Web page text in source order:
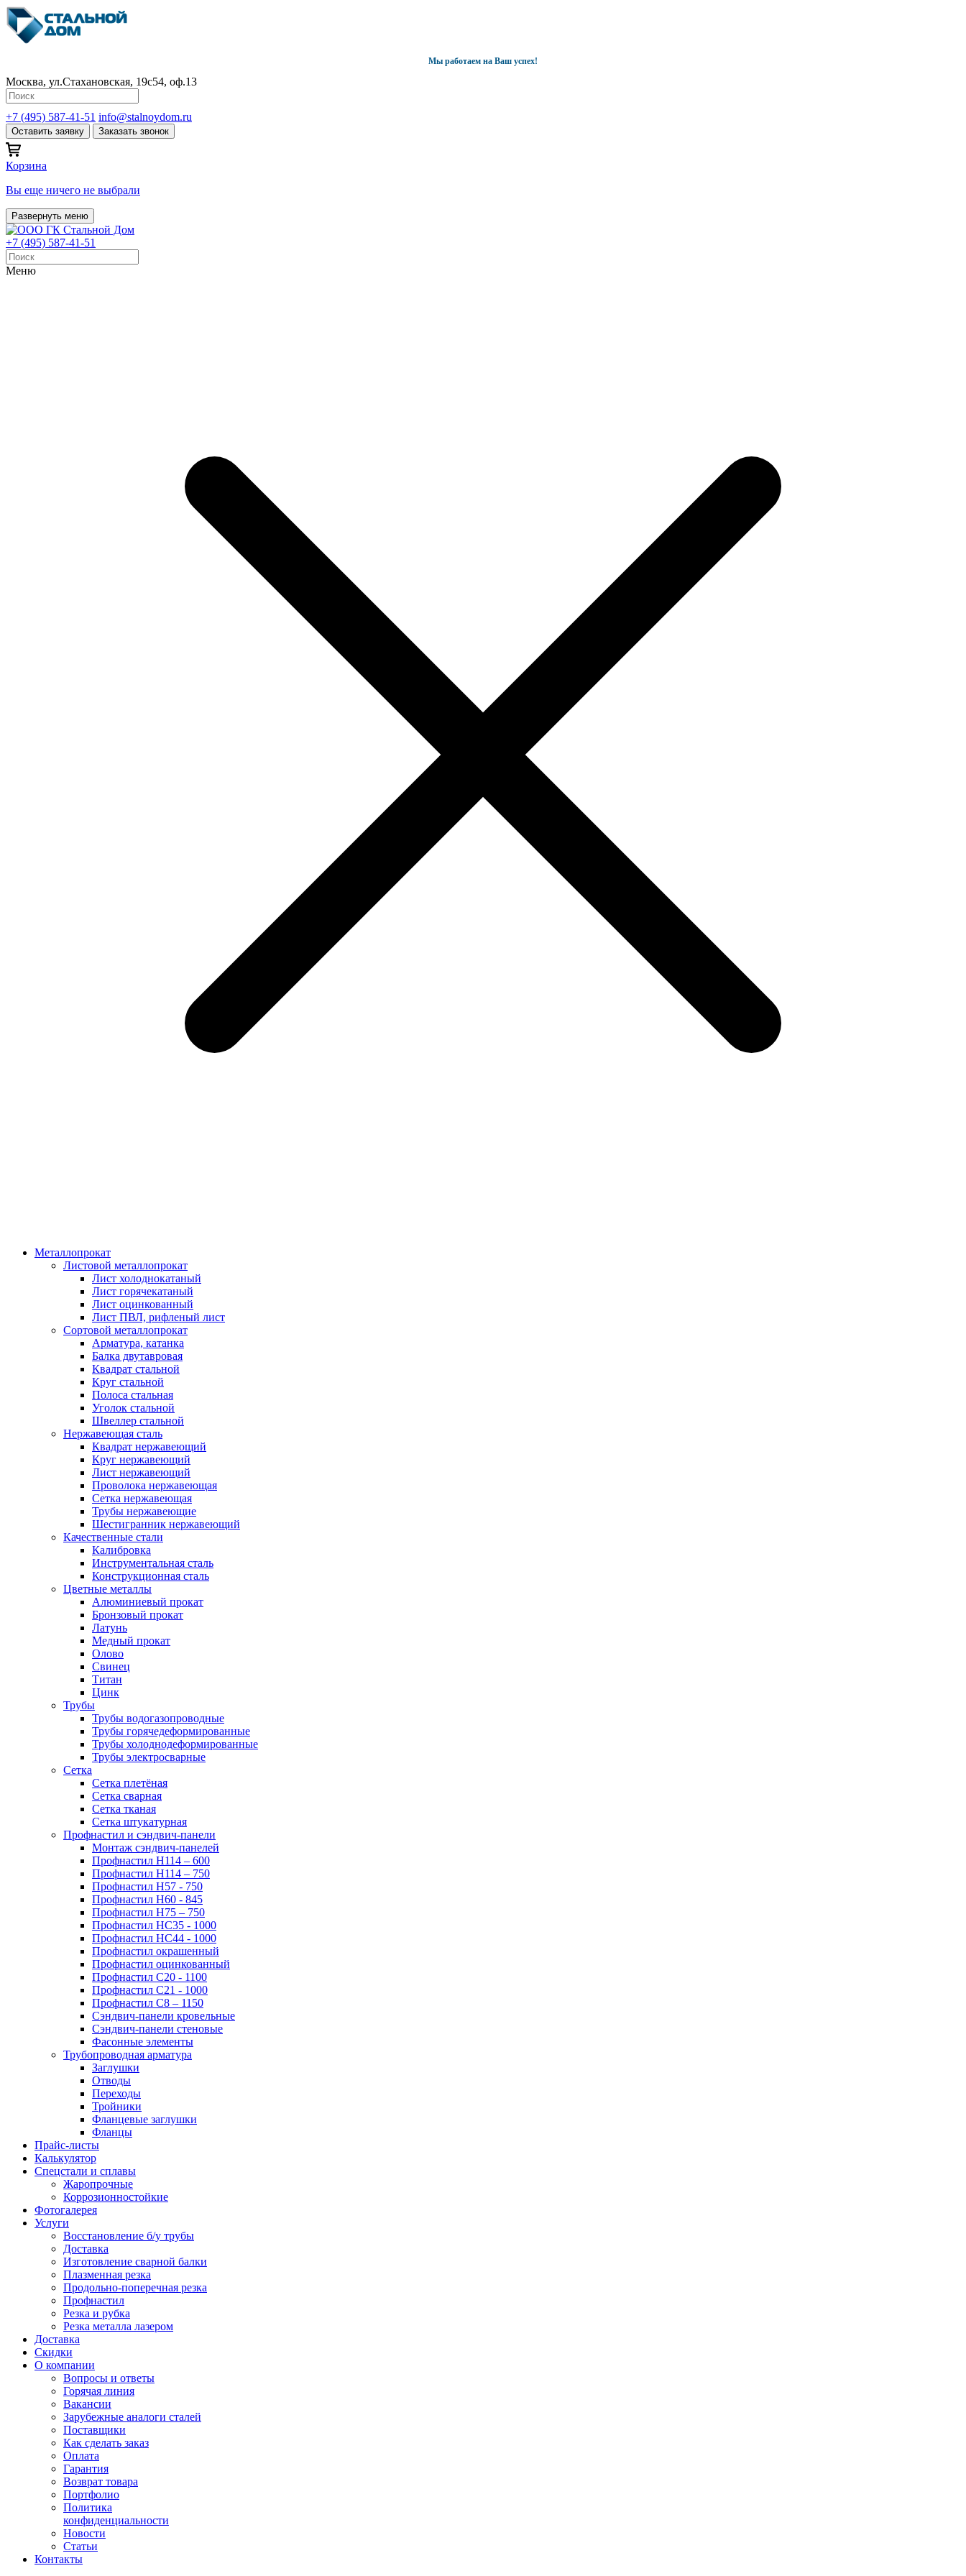
Мы работаем на Ваш успех!
Москва, ул.Стахановская, 19с54, оф.13
+7 (495) 587-41-51 info@stalnoydom.ru
Оставить заявку Заказать звонок
Корзина
Вы еще ничего не выбрали
Развернуть меню
+7 (495) 587-41-51
Меню
Металлопрокат
Листовой металлопрокат
Лист холоднокатаный
Лист горячекатаный
Лист оцинкованный
Лист ПВЛ, рифленый лист
Сортовой металлопрокат
Арматура, катанка
Балка двутавровая
Квадрат стальной
Круг стальной
Полоса стальная
Уголок стальной
Швеллер стальной
Нержавеющая сталь
Квадрат нержавеющий
Круг нержавеющий
Лист нержавеющий
Проволока нержавеющая
Сетка нержавеющая
Трубы нержавеющие
Шестигранник нержавеющий
Качественные стали
Калибровка
Инструментальная сталь
Конструкционная сталь
Цветные металлы
Алюминиевый прокат
Бронзовый прокат
Латунь
Медный прокат
Олово
Свинец
Титан
Цинк
Трубы
Трубы водогазопроводные
Трубы горячедеформированные
Трубы холоднодеформированные
Трубы электросварные
Сетка
Сетка плетёная
Сетка сварная
Сетка тканая
Сетка штукатурная
Профнастил и сэндвич-панели
Монтаж сэндвич-панелей
Профнастил Н114 – 600
Профнастил Н114 – 750
Профнастил Н57 - 750
Профнастил Н60 - 845
Профнастил Н75 – 750
Профнастил НС35 - 1000
Профнастил НС44 - 1000
Профнастил окрашенный
Профнастил оцинкованный
Профнастил С20 - 1100
Профнастил С21 - 1000
Профнастил С8 – 1150
Сэндвич-панели кровельные
Сэндвич-панели стеновые
Фасонные элементы
Трубопроводная арматура
Заглушки
Отводы
Переходы
Тройники
Фланцевые заглушки
Фланцы
Прайс-листы
Калькулятор
Спецстали и сплавы
Жаропрочные
Коррозионностойкие
Фотогалерея
Услуги
Восстановление б/у трубы
Доставка
Изготовление сварной балки
Плазменная резка
Продольно-поперечная резка
Профнастил
Резка и рубка
Резка металла лазером
Доставка
Скидки
О компании
Вопросы и ответы
Горячая линия
Вакансии
Зарубежные аналоги сталей
Поставщики
Как сделать заказ
Оплата
Гарантия
Возврат товара
Портфолио
Политика
конфиденциальности
Новости
Статьи
Контакты